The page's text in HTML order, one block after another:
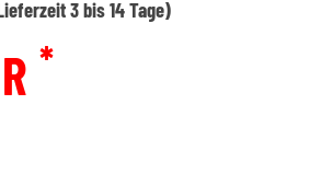
3 bis 14 Tage)
*